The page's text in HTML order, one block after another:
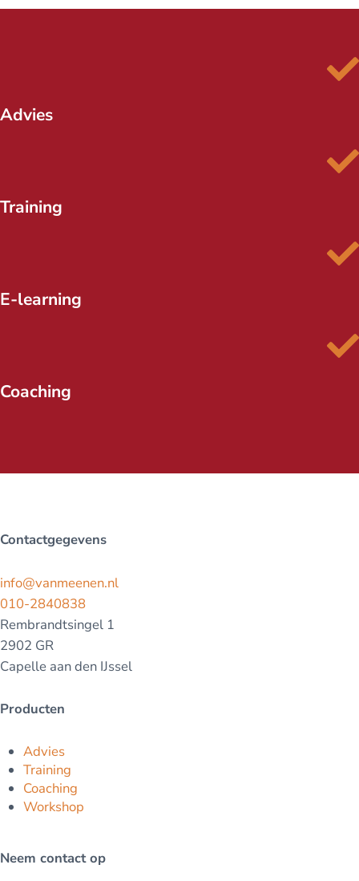
Advies
Training
E-learning
Coaching
Contactgegevens
info@vanmeenen.nl
010-2840838
Rembrandtsingel 1
2902 GR
Capelle aan den IJssel
Producten
Advies
Training
Coaching
Workshop
Neem contact op